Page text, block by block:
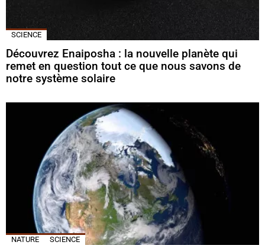
SCIENCE
Découvrez Enaiposha : la nouvelle planète qui
remet en question tout ce que nous savons de
notre système solaire
NATURE SCIENCE